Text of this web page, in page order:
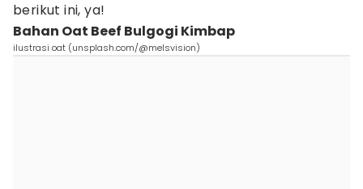
berikut ini, ya!
Bahan Oat Beef Bulgogi Kimbap
ilustrasi oat (unsplash.com/@melsvision)